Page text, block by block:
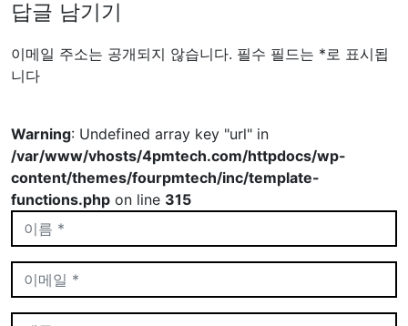
답글 남기기
이메일 주소는 공개되지 않습니다. 필수 필드는 *로 표시됩
니다
Warning: Undefined array key "url" in
/var/www/vhosts/4pmtech.com/httpdocs/wp-
content/themes/fourpmtech/inc/template-
functions.php on line 315